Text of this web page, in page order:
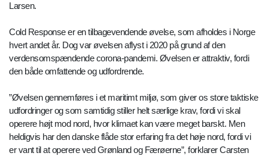
Larsen.
Cold Response er en tilbagevendende øvelse, som afholdes i Norge
hvert andet år. Dog var øvelsen aflyst i 2020 på grund af den
verdensomspændende corona-pandemi. Øvelsen er attraktiv, fordi
den både omfattende og udfordrende.
”Øvelsen gennemføres i et maritimt miljø, som giver os store taktiske
udfordringer og som samtidig stiller helt særlige krav, fordi vi skal
operere højt mod nord, hvor klimaet kan være meget barskt. Men
heldigvis har den danske flåde stor erfaring fra det høje nord, fordi vi
er vant til at operere ved Grønland og Færøerne”, forklarer Carsten